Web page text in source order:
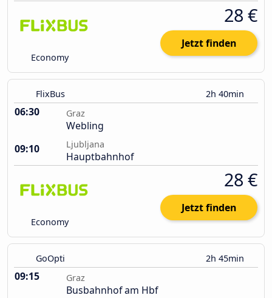
Economy
28 €
Jetzt finden
FlixBus 2h 40min
06:30 Graz
Webling
09:10
Ljubljana
Hauptbahnhof
Economy
28 €
Jetzt finden
GoOpti 2h 45min
09:15 Graz
Busbahnhof am Hbf